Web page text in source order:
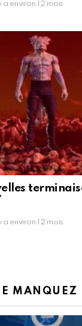
a environ 12 mois
a environ 12 mois
MANQUEZ